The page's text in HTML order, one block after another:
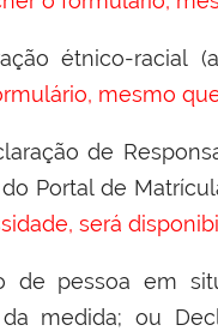
étnico-racial(
mesmo
de
Portal de
será
de pessoa em
medida; ou